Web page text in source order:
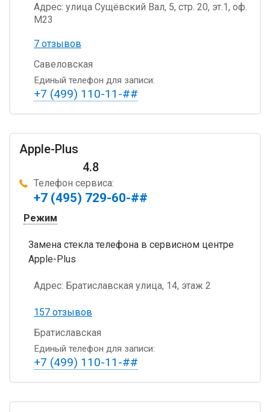
Адрес: улица Сущёвский Вал, 5, стр. 20, эт.1, оф.
М23
7 отзывов
Савеловская
Единый телефон для записи:
+7 (499) 110-11-##
Apple-Plus
4.8
Телефон сервиса:
+7 (495) 729-60-##
Режим
Замена стекла телефона в сервисном центре
Apple-Plus
Адрес: Братиславская улица, 14, этаж 2
157 отзывов
Братиславская
Единый телефон для записи:
+7 (499) 110-11-##